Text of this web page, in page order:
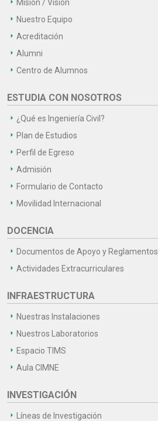
Misión / Visión
Nuestro Equipo
Acreditación
Alumni
Centro de Alumnos
ESTUDIA CON NOSOTROS
¿Qué es Ingeniería Civil?
Plan de Estudios
Perfil de Egreso
Admisión
Formulario de Contacto
Movilidad Internacional
DOCENCIA
Documentos de Apoyo y Reglamentos
Actividades Extracurriculares
INFRAESTRUCTURA
Nuestras Instalaciones
Nuestros Laboratorios
Espacio TIMS
Aula CIMNE
INVESTIGACIÓN
Líneas de Investigación